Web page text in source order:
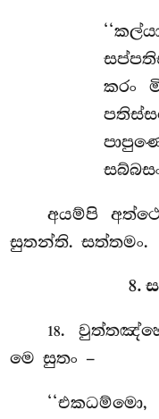
කරං
අයම්පි
සුතන්ති. සත්තමං.
8.
18.
මෙ සුතං –